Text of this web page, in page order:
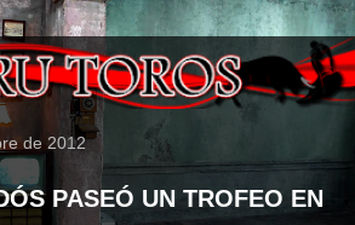
de 2012
PASEÓ UN TROFEO EN